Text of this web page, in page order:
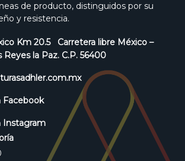
de producto, distinguidos por su
y resistencia.
Km 20.5 Carretera libre México –
la Paz. C.P. 56400
Facebook
Instagram